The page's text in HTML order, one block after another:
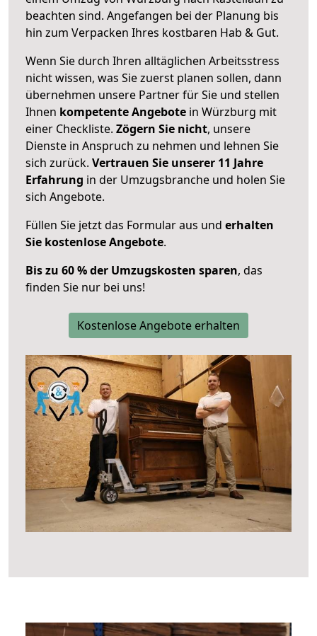
beachten sind. Angefangen bei der Planung bis
hin zum Verpacken Ihres kostbaren Hab & Gut.
Wenn Sie durch Ihren alltäglichen Arbeitsstress
nicht wissen, was Sie zuerst planen sollen, dann
übernehmen unsere Partner für Sie und stellen
Ihnen kompetente Angebote in Würzburg mit
einer Checkliste. Zögern Sie nicht, unsere
Dienste in Anspruch zu nehmen und lehnen Sie
sich zurück. Vertrauen Sie unserer 11 Jahre
Erfahrung in der Umzugsbranche und holen Sie
sich Angebote.
Füllen Sie jetzt das Formular aus und erhalten
Sie kostenlose Angebote.
Bis zu 60 % der Umzugskosten sparen, das
finden Sie nur bei uns!
Kostenlose Angebote erhalten